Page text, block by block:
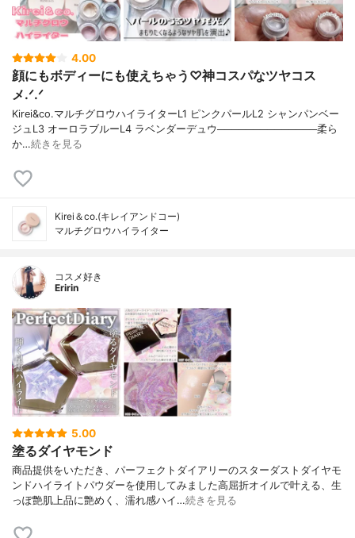
4.00
顔にもボディーにも使えちゃう♡神コスパなツヤコス
メ.ᐟ.ᐟ
Kirei&co.マルチグロウハイライターL1 ピンクパールL2 シャンパンベー
ジュL3 オーロラブルーL4 ラベンダーデュウ──────────────柔ら
か…続きを見る
Kirei＆co.(キレイアンドコー)
マルチグロウハイライター
コスメ好き
Eririn
5.00
塗るダイヤモンド
商品提供をいただき、パーフェクトダイアリーのスターダストダイヤモ
ンドハイライトパウダーを使用してみました高屈折オイルで叶える、生
っぽ艶肌上品に艶めく、濡れ感ハイ…続きを見る